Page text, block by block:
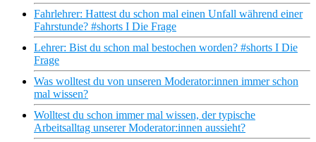
Fahrlehrer: Hattest du schon mal einen Unfall während einer
Fahrstunde? #shorts I Die Frage
Lehrer: Bist du schon mal bestochen worden? #shorts I Die
Frage
Was wolltest du von unseren Moderator:innen immer schon
mal wissen?
Wolltest du schon immer mal wissen, der typische
Arbeitsalltag unserer Moderator:innen aussieht?